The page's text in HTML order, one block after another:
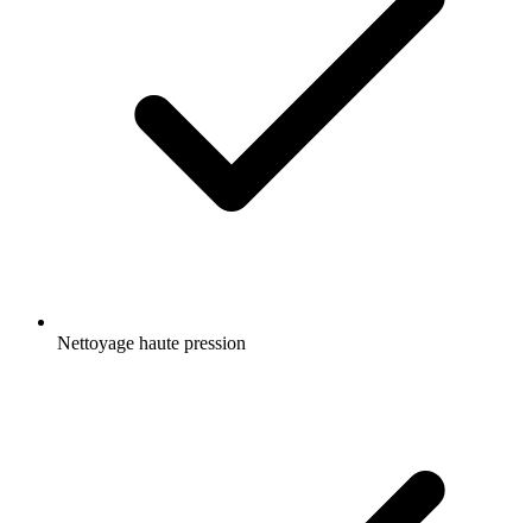
Nettoyage haute pression